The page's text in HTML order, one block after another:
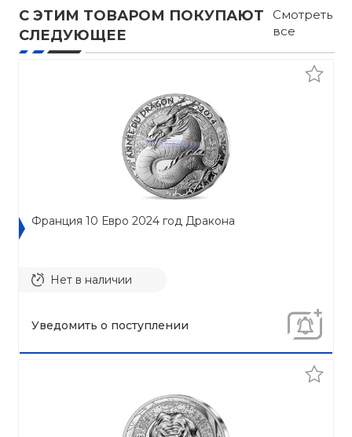
С ЭТИМ ТОВАРОМ ПОКУПАЮТ
СЛЕДУЮЩЕЕ
Смотреть
все
Франция 10 Евро 2024 год Дракона
Нет в наличии
Уведомить о поступлении